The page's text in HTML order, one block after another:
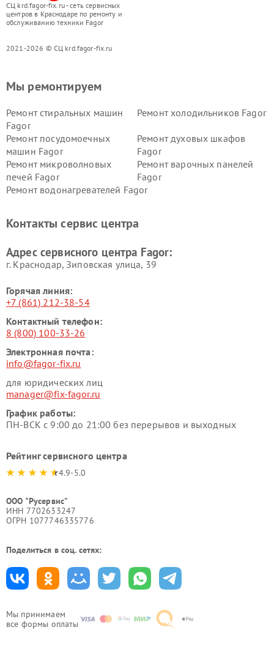
СЦ krd.fagor-fix.ru - сеть сервисных
центров в Краснодаре по ремонту и
обслуживанию техники Fagor
2021-2026 © СЦ krd.fagor-fix.ru
Мы принимаем
все формы оплаты
Мы ремонтируем
Ремонт стиральных машин
Fagor
Ремонт холодильников Fagor
Ремонт посудомоечных
машин Fagor
Ремонт духовых шкафов
Fagor
Ремонт микроволновых
печей Fagor
Ремонт варочных панелей
Fagor
Ремонт водонагревателей Fagor
Контакты сервис центра
Адрес сервисного центра Fagor:
г. Краснодар, Зиповская улица, 39
Горячая линия:
+7 (861) 212-38-54
Контактный телефон:
8 (800) 100-33-26
Электронная почта:
info@fagor-fix.ru
для юридических лиц
manager@fix-fagor.ru
График работы:
ПН-ВСК с 9:00 до 21:00 без перерывов и выходных
Рейтинг сервисного центра
4.9-5.0
ООО "Русервис"
ИНН 7702633247
ОГРН 1077746335776
Поделиться в соц. сетях: